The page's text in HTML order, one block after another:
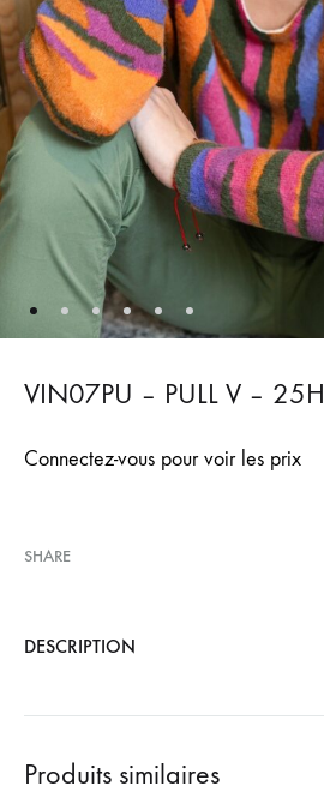
VIN07PU – PULL V – 25H
Connectez-vous pour voir les prix
SHARE
DESCRIPTION
Produits similaires